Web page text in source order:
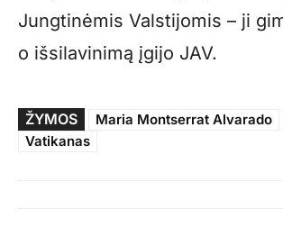
Jungtinėmis Valstijomis – ji
o išsilavinimą įgijo JAV.
ŽYMOS Maria Montserrat Alvarado
Vatikanas